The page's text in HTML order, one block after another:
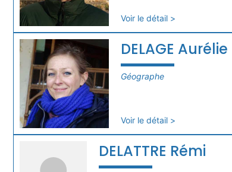
Voir le détail >
DELAGE Aurélie
Géographe
Voir le détail >
DELATTRE Rémi